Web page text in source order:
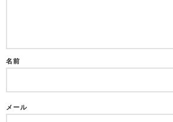
名前
メール